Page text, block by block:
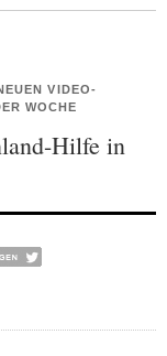
VIDEO-
WOCHE
Hilfe in